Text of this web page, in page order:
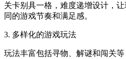
关卡别具一格，难度递增设计，
同的游戏节奏和满足感。
3. 多样化的游戏玩法
玩法丰富包括寻物、解谜和闯关